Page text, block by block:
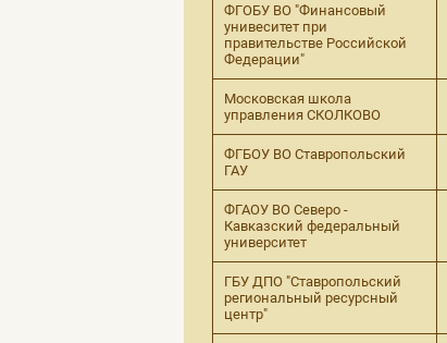
ФГОБУ ВО "Финансовый
унивеситет при
правительстве Российской
Федерации"
Московская школа
управления СКОЛКОВО
ФГБОУ ВО Ставропольский
ГАУ
ФГАОУ ВО Северо -
Кавказский федеральный
университет
ГБУ ДПО "Ставропольский
региональный ресурсный
центр"